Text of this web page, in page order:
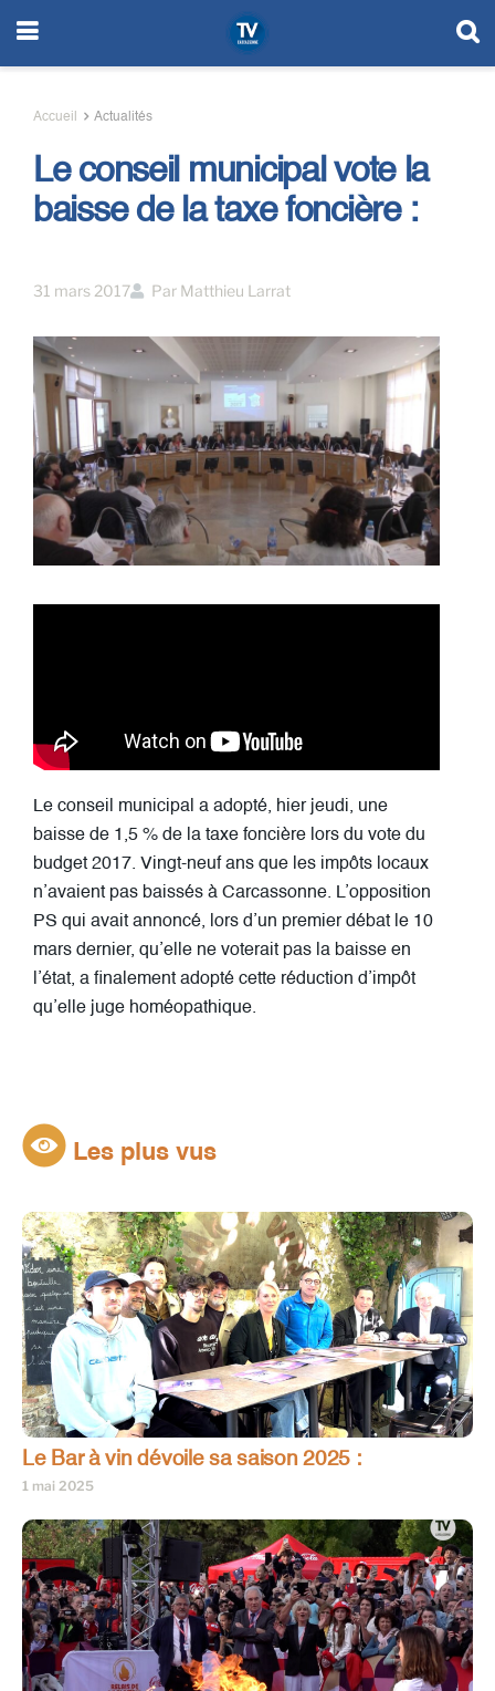
Accueil Actualités
Le conseil municipal vote la
baisse de la taxe foncière :
31 mars 2017 Par Matthieu Larrat
Le conseil municipal a adopté, hier jeudi, une
baisse de 1,5 % de la taxe foncière lors du vote du
budget 2017. Vingt-neuf ans que les impôts locaux
n’avaient pas baissés à Carcassonne. L’opposition
PS qui avait annoncé, lors d’un premier débat le 10
mars dernier, qu’elle ne voterait pas la baisse en
l’état, a finalement adopté cette réduction d’impôt
qu’elle juge homéopathique.
Les plus vus
Le Bar à vin dévoile sa saison 2025 :
1 mai 2025